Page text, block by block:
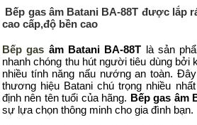
Bếp gas âmBatani BA-88T được lắp
cao cấp,độ bền cao
Bếp gas âmBatani BA-88T là sản
nhanh chóng thu hút người tiêu dùng bởi
nhiều tính năng nấu nướng an toàn.
thương hiệu Batani chú trọng nhiều
định nên tên tuổi của hãng. Bếp gas âm
sự lựa chọn thông minh cho gia đình bạn.